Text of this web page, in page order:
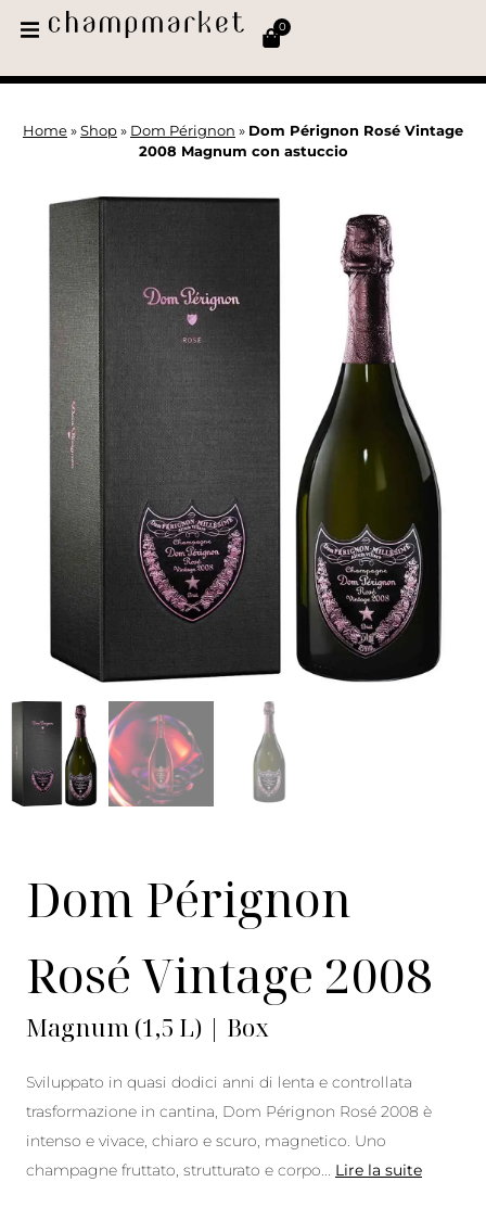
0
Home » Shop » Dom Pérignon » Dom Pérignon Rosé Vintage
2008 Magnum con astuccio
Dom Pérignon
Rosé Vintage 2008
Magnum (1,5 L) | Box
Sviluppato in quasi dodici anni di lenta e controllata
trasformazione in cantina, Dom Pérignon Rosé 2008 è
intenso e vivace, chiaro e scuro, magnetico. Uno
champagne fruttato, strutturato e corpo
Lire la suite